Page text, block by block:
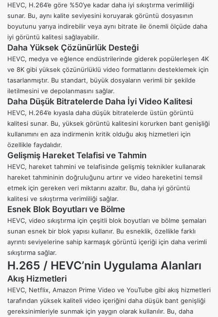
HEVC, H.264’e göre %50’ye kadar daha iyi sıkıştırma verimliliği
sunar. Bu, aynı kalite seviyesini koruyarak görüntü dosyasının
boyutunu yarıya indirebilir veya aynı bitrate ile önemli ölçüde daha
iyi görüntü kalitesi sağlayabilir.
Daha Yüksek Çözünürlük Desteği
HEVC, medya ve eğlence endüstrilerinde giderek popülerleşen 4K
ve 8K gibi yüksek çözünürlüklü video formatlarını desteklemek için
tasarlanmıştır. Bu standart, büyük dosyaların verimli bir şekilde
iletilmesini ve depolanmasını sağlar.
Daha Düşük Bitratelerde Daha İyi Video Kalitesi
HEVC, H.264’e kıyasla daha düşük bitratelerde üstün görüntü
kalitesi sunar. Bu, yüksek görüntü kalitesini korurken bant genişliği
kullanımını en aza indirmenin kritik olduğu akış hizmetleri için
özellikle faydalıdır.
Gelişmiş Hareket Telafisi ve Tahmin
HEVC, hareket tahmini ve telafisinde gelişmiş teknikler kullanarak
hareket tahmininin doğruluğunu artırır ve video hareketini temsil
etmek için gereken veri miktarını azaltır. Bu, daha iyi görüntü
kalitesi ve sıkıştırma verimliliği sağlar.
Esnek Blok Boyutları ve Bölme
HEVC, video sıkıştırma için çeşitli blok boyutları ve bölme şemaları
sunan esnek bir blok yapısı kullanır. Bu esneklik, özellikle farklı
ayrıntı seviyelerine sahip karmaşık görüntü içeriği için daha verimli
sıkıştırma sağlar.
H.265 / HEVC’nin Uygulama Alanları
Akış Hizmetleri
HEVC, Netflix, Amazon Prime Video ve YouTube gibi akış hizmetleri
tarafından yüksek kaliteli video içeriğini daha düşük bant genişliği
gereksinimleriyle sunmak için yaygın olarak kullanılır. Bu, daha